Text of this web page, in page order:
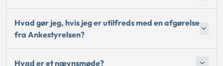
Hvad gør jeg, hvis jeg er utilfreds med en afgørelse
fra Ankestyrelsen?
Hvad er et nævnsmøde?